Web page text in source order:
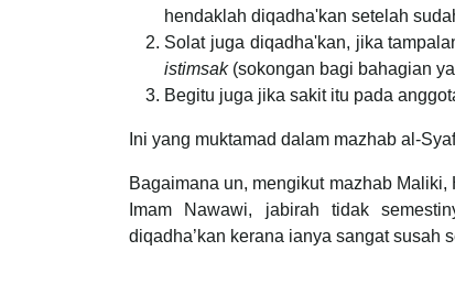
hendaklah diqadha'kan setelah
Solat juga diqadha'kan, jika
istimsak(sokongan bagi bahagian
Begitu juga jika sakit itu pada
Ini yang muktamad dalam mazhab al-
Bagaimana un, mengikut mazhab
Imam Nawawi, jabirah tidak
diqadha’kan kerana ianya sangat susah